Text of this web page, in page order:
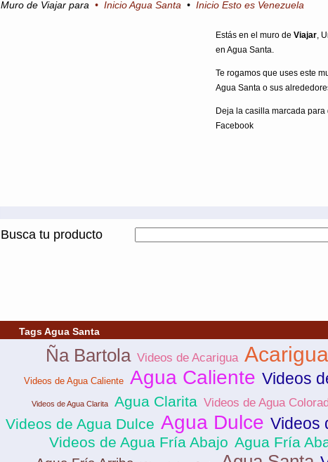
Muro de Viajar para • Inicio Agua Santa • Inicio Esto es Venezuela
Estás en el muro de Viajar,
en Agua Santa.
Te rogamos que uses este
Agua Santa o sus
Deja la casilla marcada
Facebook
Busca tu producto
Tags Agua Santa
Ña Bartola Videos de Acarigua Acarigua
Videos de Agua Caliente Agua Caliente Videos
Videos de Agua Clarita Agua Clarita Videos de Agua
Videos de Agua Dulce Agua Dulce Videos
Videos de Agua Fría Abajo Agua Fría